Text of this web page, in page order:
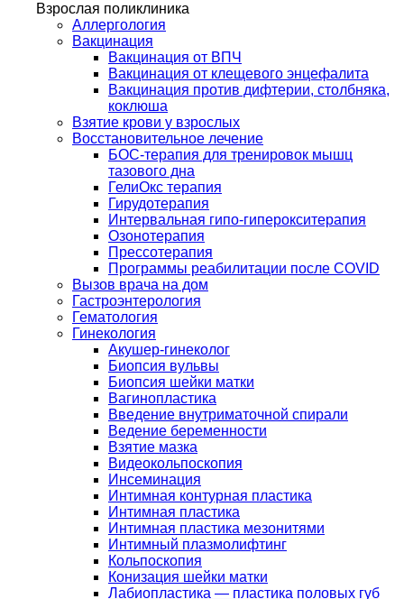
Взрослая поликлиника
Аллергология
Вакцинация
Вакцинация от ВПЧ
Вакцинация от клещевого энцефалита
Вакцинация против дифтерии, столбняка,
коклюша
Взятие крови у взрослых
Восстановительное лечение
БОС-терапия для тренировок мышц
тазового дна
ГелиОкс терапия
Гирудотерапия
Интервальная гипо-гиперокситерапия
Озонотерапия
Прессотерапия
Программы реабилитации после СOVID
Вызов врача на дом
Гастроэнтерология
Гематология
Гинекология
Акушер-гинеколог
Биопсия вульвы
Биопсия шейки матки
Вагинопластика
Введение внутриматочной спирали
Ведение беременности
Взятие мазка
Видеокольпоскопия
Инсеминация
Интимная контурная пластика
Интимная пластика
Интимная пластика мезонитями
Интимный плазмолифтинг
Кольпоскопия
Конизация шейки матки
Лабиопластика — пластика половых губ